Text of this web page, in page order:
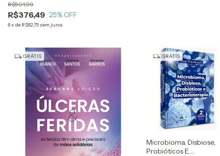
R$376,49
R$501,99
25% OFF
6x de R$62,75 sem juros
GRÁTIS GRÁTIS
Microbioma, Disbiose,
Probióticos E